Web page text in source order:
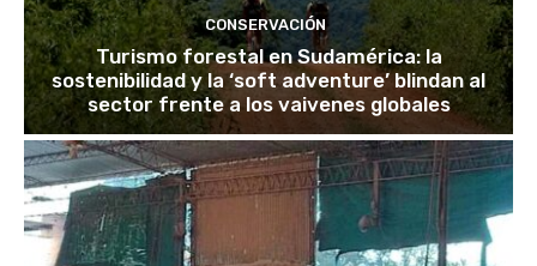
CONSERVACIÓN
Turismo forestal en Sudamérica: la
sostenibilidad y la ‘soft adventure’ blindan al
sector frente a los vaivenes globales